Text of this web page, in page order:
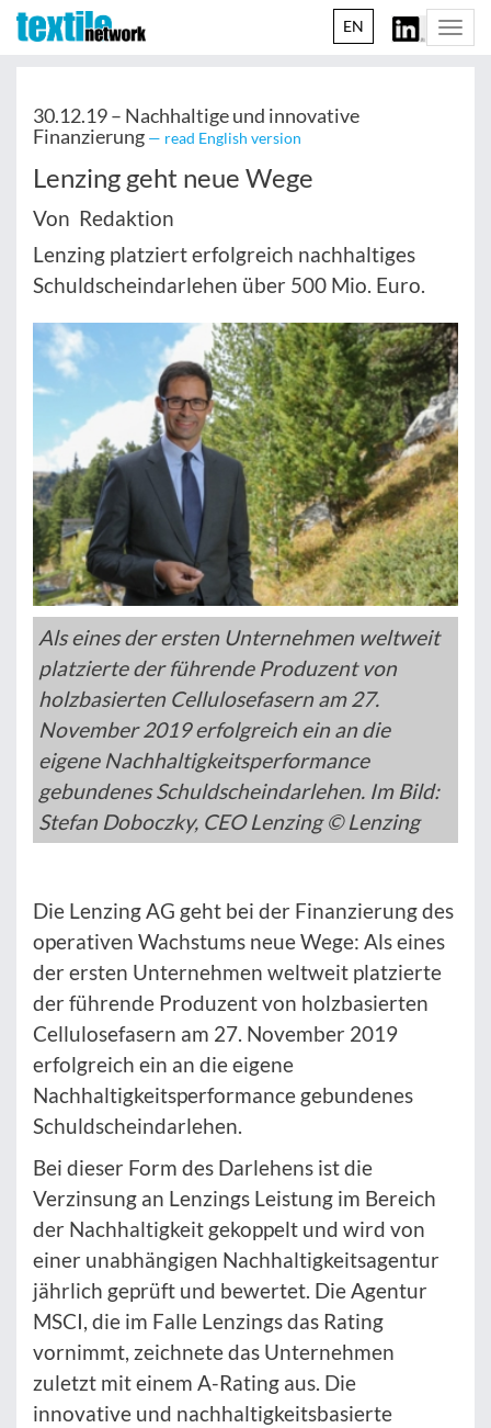
EN
30.12.19 – Nachhaltige und innovative
Finanzierung — read English version
Lenzing geht neue Wege
Von Redaktion
Lenzing platziert erfolgreich nachhaltiges
Schuldscheindarlehen über 500 Mio. Euro.
Als eines der ersten Unternehmen weltweit
platzierte der führende Produzent von
holzbasierten Cellulosefasern am 27.
November 2019 erfolgreich ein an die
eigene Nachhaltigkeitsperformance
gebundenes Schuldscheindarlehen. Im Bild:
Stefan Doboczky, CEO Lenzing © Lenzing
Die Lenzing AG geht bei der Finanzierung des
operativen Wachstums neue Wege: Als eines
der ersten Unternehmen weltweit platzierte
der führende Produzent von holzbasierten
Cellulosefasern am 27. November 2019
erfolgreich ein an die eigene
Nachhaltigkeitsperformance gebundenes
Schuldscheindarlehen.
Bei dieser Form des Darlehens ist die
Verzinsung an Lenzings Leistung im Bereich
der Nachhaltigkeit gekoppelt und wird von
einer unabhängigen Nachhaltigkeitsagentur
jährlich geprüft und bewertet. Die Agentur
MSCI, die im Falle Lenzings das Rating
vornimmt, zeichnete das Unternehmen
zuletzt mit einem A-Rating aus. Die
innovative und nachhaltigkeitsbasierte